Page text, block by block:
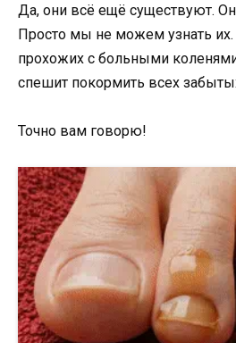
Да, они всё ещё существуют.
Просто мы не можем узнать
прохожих с больными
спешит покормить всех
Точно вам говорю!